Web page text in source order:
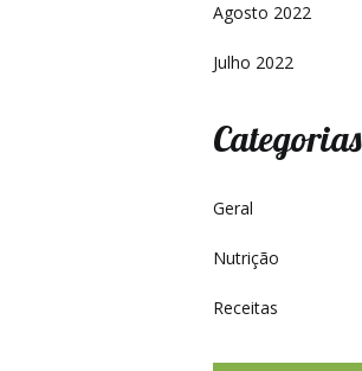
Agosto 2022
Julho 2022
Categorias
Geral
Nutrição
Receitas